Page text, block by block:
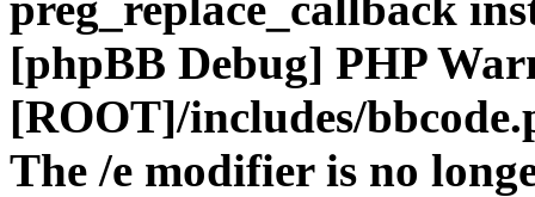
[phpBB Debug] PHP
[ROOT]/includes/
The /e modifier is no